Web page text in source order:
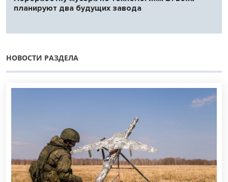
планируют два будущих завода
НОВОСТИ РАЗДЕЛА